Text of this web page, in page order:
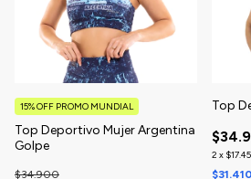
Top Deportivo Mujer Argentina
Golpe
$34.900
15% OFF PROMO MUNDIAL Top
2 x
$31.410